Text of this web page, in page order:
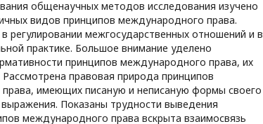
общенаучных методов исследования изучено
видов принципов международного права.
регулировании межгосударственных отношений и в
практике. Большое внимание уделено
принципов международного права, их
правовая природа принципов
имеющих писаную и неписаную формы своего
Показаны трудности выведения
международного права вскрыта взаимосвязь